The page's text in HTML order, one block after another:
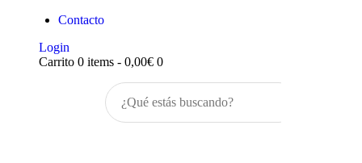
Contacto
Login
Carrito 0 items - 0,00€ 0